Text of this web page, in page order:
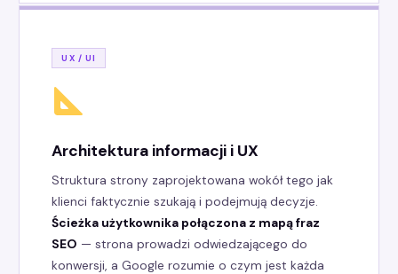
UX / UI
Architektura informacji i UX
Struktura strony zaprojektowana wokół tego jak
klienci faktycznie szukają i podejmują decyzje.
Ścieżka użytkownika połączona z mapą fraz
SEO — strona prowadzi odwiedzającego do
konwersji, a Google rozumie o czym jest każda